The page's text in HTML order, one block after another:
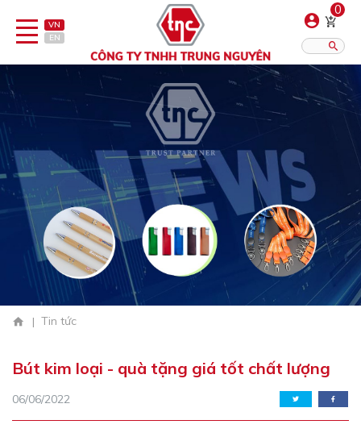
VN
EN
0
Tin tức
Bút kim loại - quà tặng giá tốt chất lượng
06/06/2022